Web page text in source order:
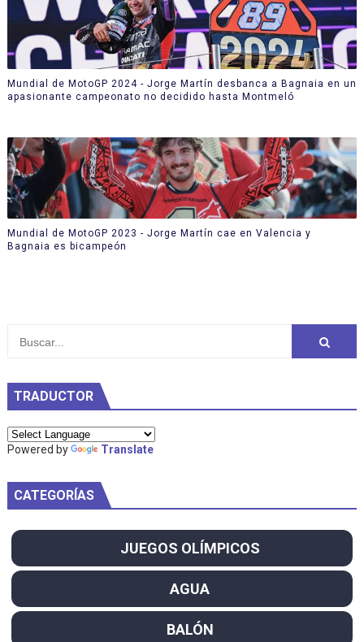
Mundial de MotoGP 2024 - Jorge Martín desbanca a Bagnaia en un
apasionante campeonato no decidido hasta Montmeló
Mundial de MotoGP 2023 - Jorge Martín cae en Valencia y
Bagnaia es bicampeón
TRADUCTOR
Powered by Translate
CATEGORÍAS
JUEGOS OLÍMPICOS
AGUA
BALÓN